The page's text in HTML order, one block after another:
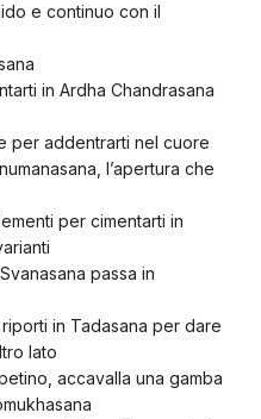
e continuo con il
in Ardha Chandrasana
per addentrarti nel cuore
l’apertura che
per cimentarti in
passa in
in Tadasana per dare
lato
accavalla una gamba